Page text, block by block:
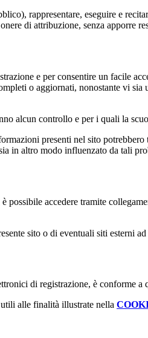
rappresentare, eseguire e
di attribuzione, senza apporre
e per consentire un facile
o aggiornati, nonostante vi sia
alcun controllo e per i quali la
presenti nel sito
in altro modo influenzato da tali
accedere tramite
sito o di eventuali siti esterni ad
di registrazione, è conforme
alle finalità illustrate nella